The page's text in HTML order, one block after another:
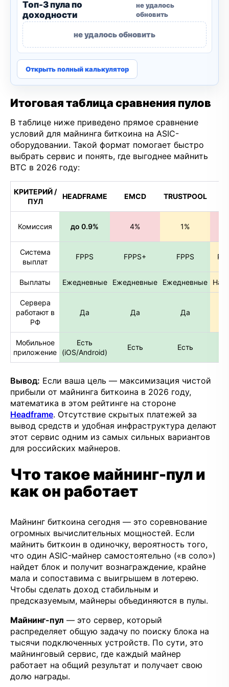
Топ-3 пула по
доходности
не удалось
обновить
не удалось обновить
Открыть полный калькулятор
Итоговая таблица сравнения пулов
В таблице ниже приведено прямое сравнение
условий для майнинга биткоина на ASIC-
оборудовании. Такой формат помогает быстро
выбрать сервис и понять, где выгоднее майнить
BTC в 2026 году:
КРИТЕРИЙ /
ПУЛ
HEADFRAME EMCD TRUSTPOOL
Комиссия до 0.9% 4% 1%
Система
выплат
FPPS FPPS+ FPPS
Выплаты Ежедневные Ежедневные Ежедневные
Сервера
работают в
РФ
Да Да Да
Мобильное
приложение
Есть
(iOS/Android)
Есть Есть
Вывод: Если ваша цель — максимизация чистой
прибыли от майнинга биткоина в 2026 году,
математика в этом рейтинге на стороне
Headframe. Отсутствие скрытых платежей за
вывод средств и удобная инфраструктура делают
этот сервис одним из самых сильных вариантов
для российских майнеров.
Что такое майнинг-пул и
как он работает
Майнинг биткоина сегодня — это соревнование
огромных вычислительных мощностей. Если
майнить биткоин в одиночку, вероятность того,
что один ASIC-майнер самостоятельно («в соло»)
найдет блок и получит вознаграждение, крайне
мала и сопоставима с выигрышем в лотерею.
Чтобы сделать доход стабильным и
предсказуемым, майнеры объединяются в пулы.
Майнинг-пул — это сервер, который
распределяет общую задачу по поиску блока на
тысячи подключенных устройств. По сути, это
майнинговый сервис, где каждый майнер
работает на общий результат и получает свою
долю награды.